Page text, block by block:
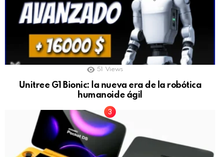
51 Views
Unitree G1 Bionic: la nueva era de la robótica
humanoide ágil